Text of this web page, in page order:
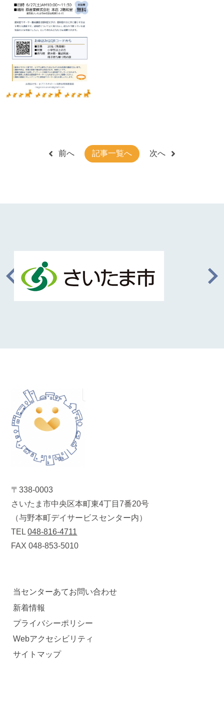
前へ 記事一覧へ 次へ
〒338-0003
さいたま市中央区本町東4丁目7番20号
（与野本町デイサービスセンター内）
TEL048-816-4711
FAX 048-853-5010
当センターあてお問い合わせ
新着情報
プライバシーポリシー
Webアクセシビリティ
サイトマップ